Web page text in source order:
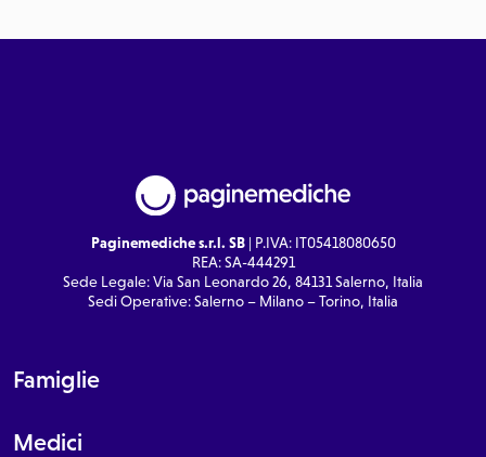
Paginemediche s.r.l. SB| P.IVA: IT05418080650
REA: SA-444291
Sede Legale: Via San Leonardo 26, 84131 Salerno, Italia
Sedi Operative: Salerno – Milano – Torino, Italia
Famiglie
Medici